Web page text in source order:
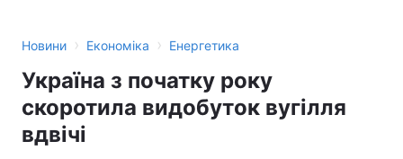
Новини › Економіка › Енергетика
Україна з початку року
скоротила видобуток вугілля
вдвічі